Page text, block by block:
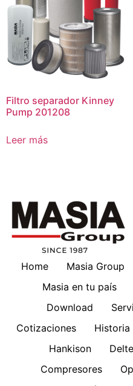
Filtro separador Kinney
Pump 201208
Leer más
Home Masia Group
Masia en tu país
Download
Cotizaciones
Historia
Hankison
Compresores